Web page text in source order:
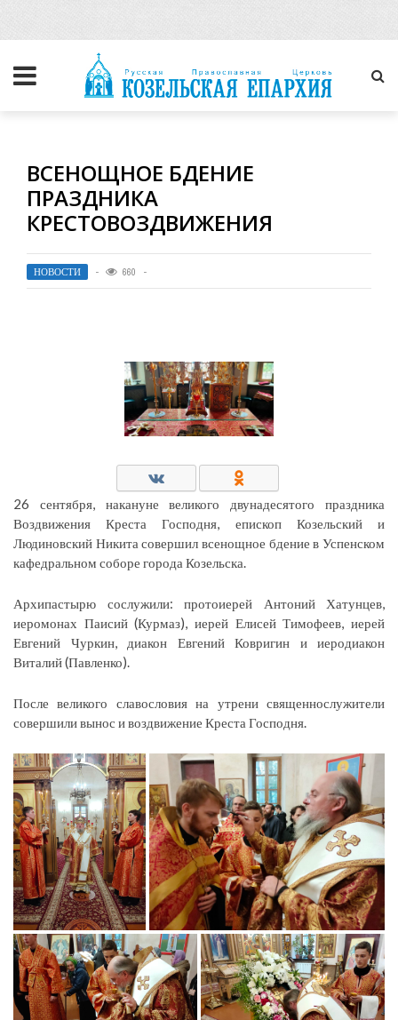
ВСЕНОЩНОЕ БДЕНИЕ
ПРАЗДНИКА
КРЕСТОВОЗДВИЖЕНИЯ
НОВОСТИ 660
26 сентября, накануне великого двунадесятого праздника
Воздвижения Креста Господня, епископ Козельский и
Людиновский Никита совершил всенощное бдение в Успенском
кафедральном соборе города Козельска.
Архипастырю сослужили: протоиерей Антоний Хатунцев,
иеромонах Паисий (Курмаз), иерей Елисей Тимофеев, иерей
Евгений Чуркин, диакон Евгений Ковригин и иеродиакон
Виталий (Павленко).
После великого славословия на утрени священнослужители
совершили вынос и воздвижение Креста Господня.